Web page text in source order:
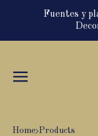
Fuentes y
Home Products